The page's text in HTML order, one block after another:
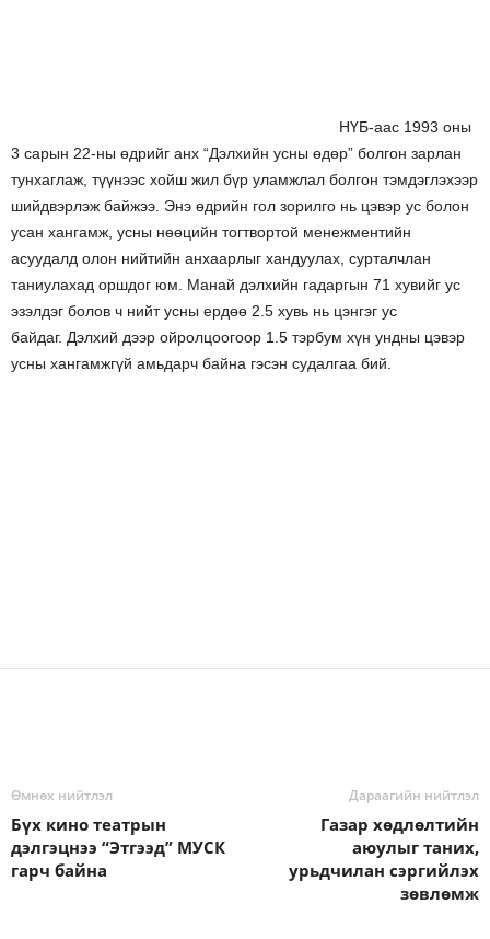
НҮБ-аас 1993 оны
3 сарын 22-ны өдрийг анх “Дэлхийн усны өдөр” болгон зарлан
тунхаглаж, түүнээс хойш жил бүр уламжлал болгон тэмдэглэхээр
шийдвэрлэж байжээ. Энэ өдрийн гол зорилго нь цэвэр ус болон
усан хангамж, усны нөөцийн тогтвортой менежментийн
асуудалд олон нийтийн анхаарлыг хандуулах, сурталчлан
таниулахад оршдог юм. Манай дэлхийн гадаргын 71 хувийг ус
эзэлдэг болов ч нийт усны ердөө 2.5 хувь нь цэнгэг ус
байдаг. Дэлхий дээр ойролцоогоор 1.5 тэрбум хүн ундны цэвэр
усны хангамжгүй амьдарч байна гэсэн судалгаа бий.
Өмнөх нийтлэл
Бүх кино театрын
дэлгэцнээ “Этгээд” МУСК
гарч байна
Дараагийн нийтлэл
Газар хөдлөлтийн
аюулыг таних,
урьдчилан сэргийлэх
зөвлөмж